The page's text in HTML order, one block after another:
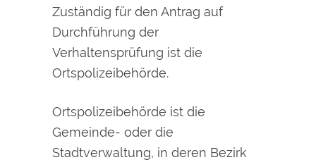
Zuständig für den Antrag auf
Durchführung der
Verhaltensprüfung ist die
Ortspolizeibehörde.
Ortspolizeibehörde ist die
Gemeinde- oder die
Stadtverwaltung, in deren Bezirk